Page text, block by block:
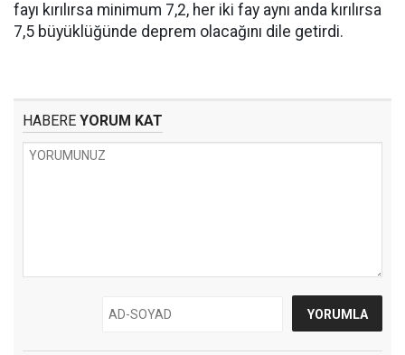
fayı kırılırsa minimum 7,2, her iki fay aynı anda kırılırsa
7,5 büyüklüğünde deprem olacağını dile getirdi.
HABERE YORUM KAT